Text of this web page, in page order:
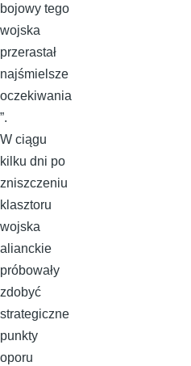
bojowy tego
wojska
przerastał
najśmielsze
oczekiwania
”.
W ciągu
kilku dni po
zniszczeniu
klasztoru
wojska
alianckie
próbowały
zdobyć
strategiczne
punkty
oporu